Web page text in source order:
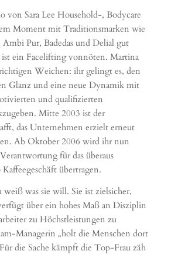
von Sara Lee Household-, Bodycare
Moment mit Traditionsmarken wie
Ambi Pur, Badedas und Delial gut
ist ein Facelifting vonnöten. Martina
Weichen: ihr gelingt es, den
Glanz und eine neue Dynamik mit
und qualifizierten
Mitte 2003 ist der
das Unternehmen erzielt erneut
Ab Oktober 2006 wird ihr nun
für das überaus
übertragen.
weiß was sie will. Sie ist zielsicher,
über ein hohes Maß an Disziplin
zu Höchstleistungen zu
Managerin „holt die Menschen dort
die Sache kämpft die Top-Frau zäh